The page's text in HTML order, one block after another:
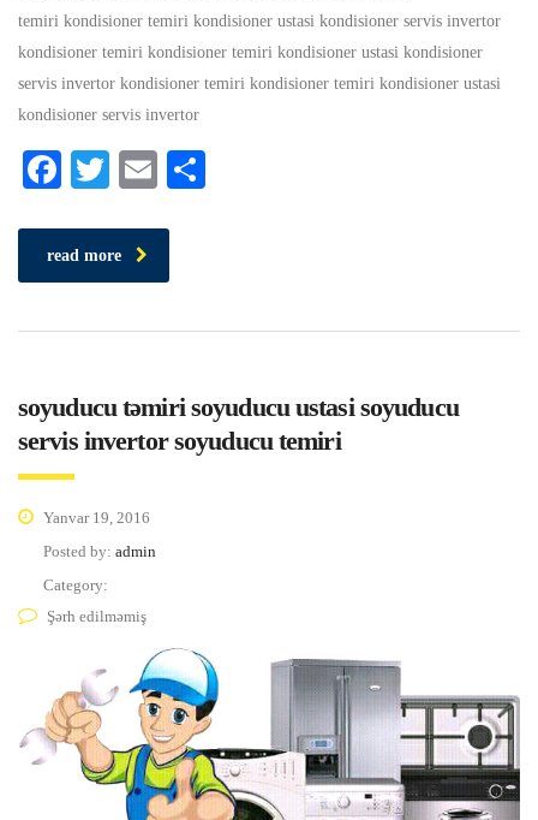
temiri kondisioner temiri kondisioner ustasi kondisioner servis invertor
kondisioner temiri kondisioner temiri kondisioner ustasi kondisioner
servis invertor kondisioner temiri kondisioner temiri kondisioner ustasi
kondisioner servis invertor
Facebook
TwitterEmail
read more
soyuducu təmiri soyuducu ustasi soyuducu
servis invertor soyuducu temiri
Yanvar 19, 2016
Posted by: admin
Category:
Şərh edilməmiş